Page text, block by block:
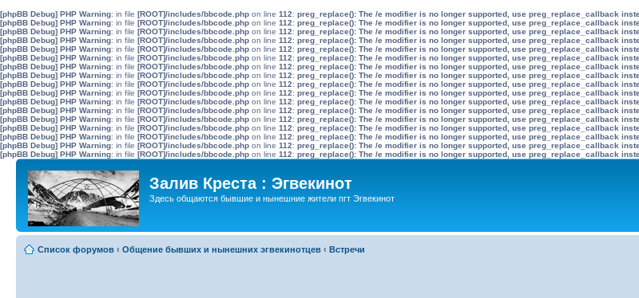
[phpBB Debug] PHP Warning: in file [ROOT]/includes/bbcode.php on line 112: preg_replace(): The /e modifier is no longer supported, use preg_replace_callback
[phpBB Debug] PHP Warning: in file [ROOT]/includes/bbcode.php on line 112: preg_replace(): The /e modifier is no longer supported, use preg_replace_callback
[phpBB Debug] PHP Warning: in file [ROOT]/includes/bbcode.php on line 112: preg_replace(): The /e modifier is no longer supported, use preg_replace_callback
[phpBB Debug] PHP Warning: in file [ROOT]/includes/bbcode.php on line 112: preg_replace(): The /e modifier is no longer supported, use preg_replace_callback
[phpBB Debug] PHP Warning: in file [ROOT]/includes/bbcode.php on line 112: preg_replace(): The /e modifier is no longer supported, use preg_replace_callback
[phpBB Debug] PHP Warning: in file [ROOT]/includes/bbcode.php on line 112: preg_replace(): The /e modifier is no longer supported, use preg_replace_callback
[phpBB Debug] PHP Warning: in file [ROOT]/includes/bbcode.php on line 112: preg_replace(): The /e modifier is no longer supported, use preg_replace_callback
[phpBB Debug] PHP Warning: in file [ROOT]/includes/bbcode.php on line 112: preg_replace(): The /e modifier is no longer supported, use preg_replace_callback
[phpBB Debug] PHP Warning: in file [ROOT]/includes/bbcode.php on line 112: preg_replace(): The /e modifier is no longer supported, use preg_replace_callback
[phpBB Debug] PHP Warning: in file [ROOT]/includes/bbcode.php on line 112: preg_replace(): The /e modifier is no longer supported, use preg_replace_callback
[phpBB Debug] PHP Warning: in file [ROOT]/includes/bbcode.php on line 112: preg_replace(): The /e modifier is no longer supported, use preg_replace_callback
[phpBB Debug] PHP Warning: in file [ROOT]/includes/bbcode.php on line 112: preg_replace(): The /e modifier is no longer supported, use preg_replace_callback
[phpBB Debug] PHP Warning: in file [ROOT]/includes/bbcode.php on line 112: preg_replace(): The /e modifier is no longer supported, use preg_replace_callback
[phpBB Debug] PHP Warning: in file [ROOT]/includes/bbcode.php on line 112: preg_replace(): The /e modifier is no longer supported, use preg_replace_callback
[phpBB Debug] PHP Warning: in file [ROOT]/includes/bbcode.php on line 112: preg_replace(): The /e modifier is no longer supported, use preg_replace_callback
[phpBB Debug] PHP Warning: in file [ROOT]/includes/bbcode.php on line 112: preg_replace(): The /e modifier is no longer supported, use preg_replace_callback
[phpBB Debug] PHP Warning: in file [ROOT]/includes/bbcode.php on line 112: preg_replace(): The /e modifier is no longer supported, use preg_replace_callback
Залив Креста : Эгвекинот
Здесь общаются бывшие и нынешние жители пгт Эгвекинот
Список форумов ‹ Общение бывших и нынешних эгвекинотцев ‹ Встречи